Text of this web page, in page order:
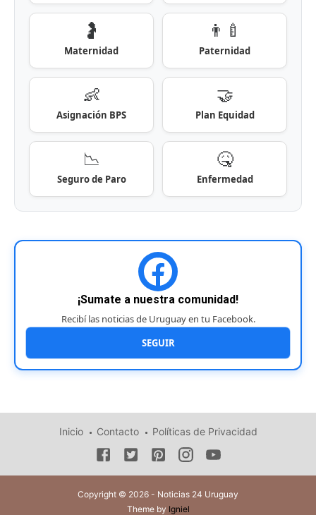
🤰
Maternidad
👨‍🍼
Paternidad
👶
Asignación BPS
🤝
Plan Equidad
📉
Seguro de Paro
🤒
Enfermedad
¡Sumate a nuestra comunidad!
Recibí las noticias de Uruguay en tu Facebook.
SEGUIR
Inicio Contacto Políticas de Privacidad
Copyright © 2026 - Noticias 24 Uruguay
Theme by Igniel